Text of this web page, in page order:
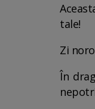
tale!
Zi
În